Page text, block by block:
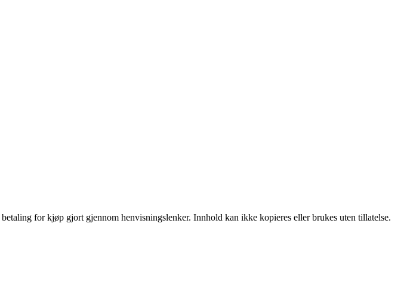
for kjøp gjort gjennom henvisningslenker. Innhold kan ikke kopieres eller brukes uten tillatelse.